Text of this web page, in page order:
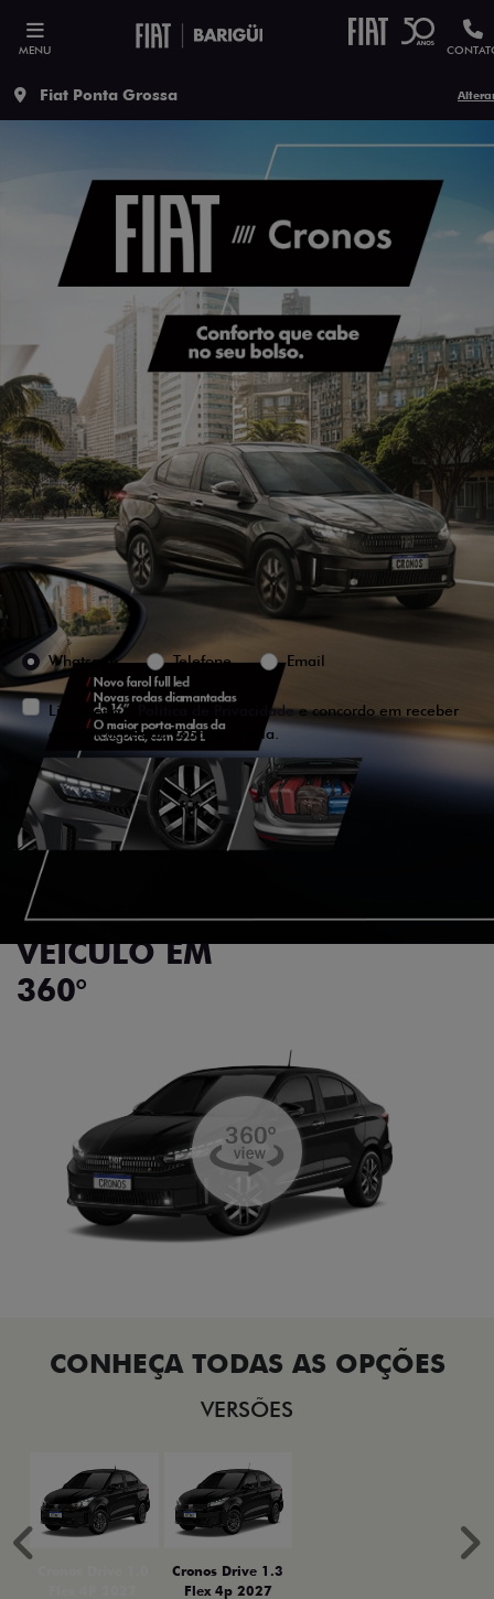
MENU
Fiat Ponta Grossa
ESTOU INTERESSADO
Versão escolhida
Preferência de contato:
Whatsapp
Telefone Email
Li e aceito a Política de Privacidadee concordo em receber
comunicações da concessionária.
ENTRAR EM CONTATO
VISUALIZE O
VEÍCULO EM
360°
VERSÕES
Cronos Drive 1.3
Flex 4p 2027
Anterior